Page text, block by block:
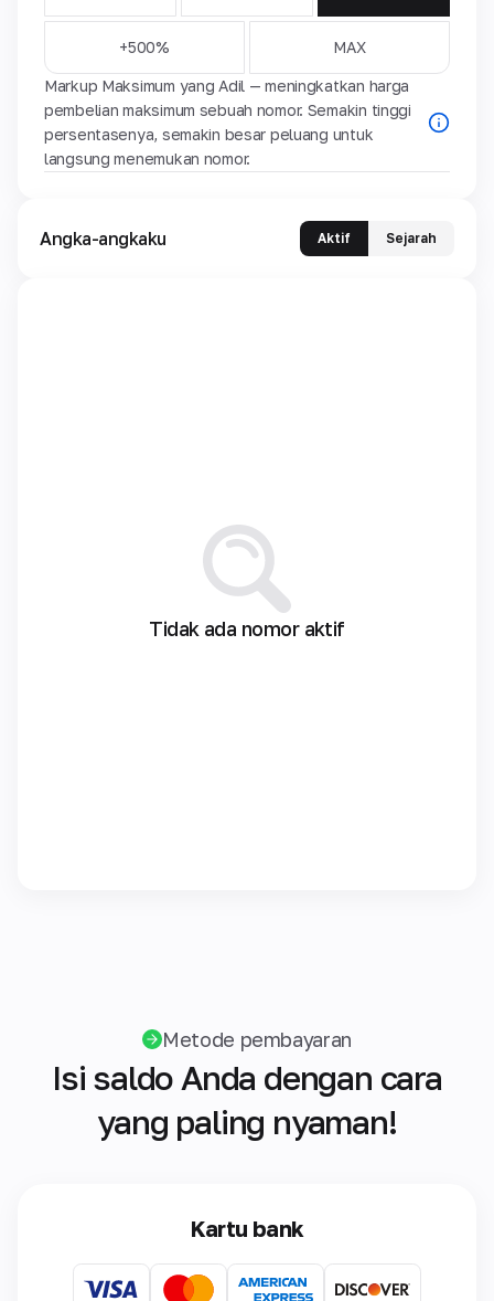
+500% MAX
Markup Maksimum yang Adil — meningkatkan harga
pembelian maksimum sebuah nomor. Semakin tinggi
persentasenya, semakin besar peluang untuk
langsung menemukan nomor.
Angka-angkaku Aktif Sejarah
Tidak ada nomor aktif
Metode pembayaran
Isi saldo Anda dengan cara
yang paling nyaman!
Kartu bank